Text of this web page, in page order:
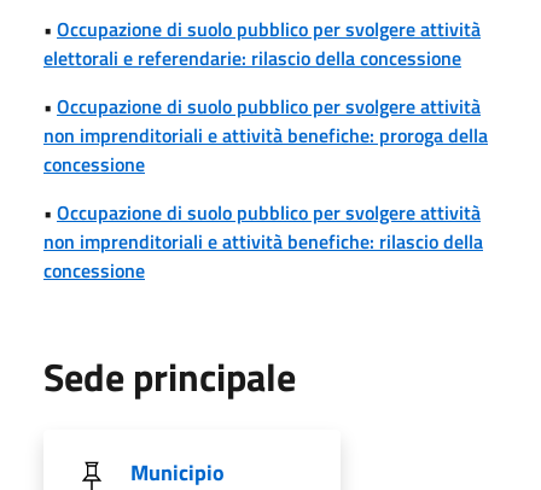
• Occupazione di suolo pubblico per svolgere attività
elettorali e referendarie: rilascio della concessione
• Occupazione di suolo pubblico per svolgere attività
non imprenditoriali e attività benefiche: proroga della
concessione
• Occupazione di suolo pubblico per svolgere attività
non imprenditoriali e attività benefiche: rilascio della
concessione
Sede principale
Municipio